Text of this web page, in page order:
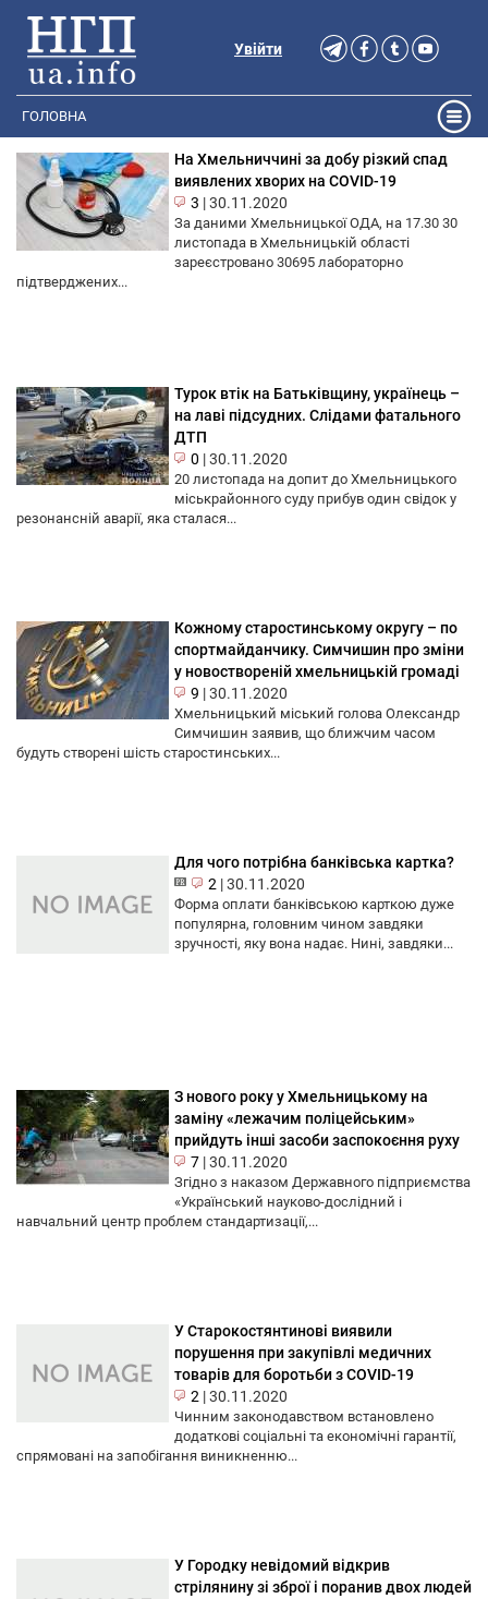
Увійти
ГОЛОВНА
На Хмельниччині за добу різкий спад
виявлених хворих на COVID-19
3 |30.11.2020
За даними Хмельницької ОДА, на 17.30 30
листопада в Хмельницькій області
зареєстровано 30695 лабораторно
підтверджених...
Турок втік на Батьківщину, українець –
на лаві підсудних. Слідами фатального
ДТП
0 |30.11.2020
20 листопада на допит до Хмельницького
міськрайонного суду прибув один свідок у
резонансній аварії, яка сталася...
Кожному старостинському округу – по
спортмайданчику. Симчишин про зміни
у новоствореній хмельницькій громаді
9 |30.11.2020
Хмельницький міський голова Олександр
Симчишин заявив, що ближчим часом
будуть створені шість старостинських...
Для чого потрібна банківська картка?
2 |30.11.2020
Форма оплати банківською карткою дуже
популярна, головним чином завдяки
зручності, яку вона надає. Нині, завдяки...
З нового року у Хмельницькому на
заміну «лежачим поліцейським»
прийдуть інші засоби заспокоєння руху
7 |30.11.2020
Згідно з наказом Державного підприємства
«Український науково-дослідний і
навчальний центр проблем стандартизації,...
У Старокостянтинові виявили
порушення при закупівлі медичних
товарів для боротьби з СОVID-19
2 |30.11.2020
Чинним законодавством встановлено
додаткові соціальні та економічні гарантії,
спрямовані на запобігання виникненню...
У Городку невідомий відкрив
стрілянину зі зброї і поранив двох людей